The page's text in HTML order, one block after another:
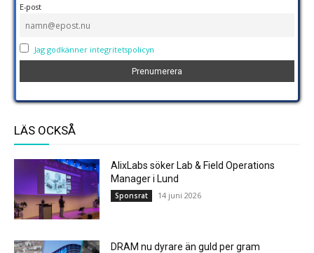
E-post
Jag godkänner integritetspolicyn
LÄS OCKSÅ
AlixLabs söker Lab & Field Operations
Manager i Lund
Sponsrat 14 juni 2026
DRAM nu dyrare än guld per gram